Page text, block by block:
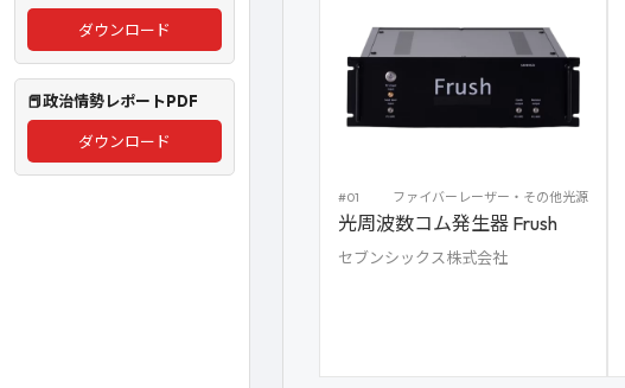
#01 ファイバーレーザー・その他光源
光周波数コム発生器 Frush
セブンシックス株式会社
ダウンロード
📕政治情勢レポートPDF
ダウンロード